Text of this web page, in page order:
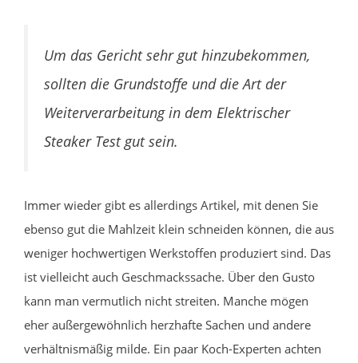
Um das Gericht sehr gut hinzubekommen,
sollten die Grundstoffe und die Art der
Weiterverarbeitung in dem Elektrischer
Steaker Test gut sein.
Immer wieder gibt es allerdings Artikel, mit denen Sie
ebenso gut die Mahlzeit klein schneiden können, die aus
weniger hochwertigen Werkstoffen produziert sind. Das
ist vielleicht auch Geschmackssache. Über den Gusto
kann man vermutlich nicht streiten. Manche mögen
eher außergewöhnlich herzhafte Sachen und andere
verhältnismäßig milde. Ein paar Koch-Experten achten